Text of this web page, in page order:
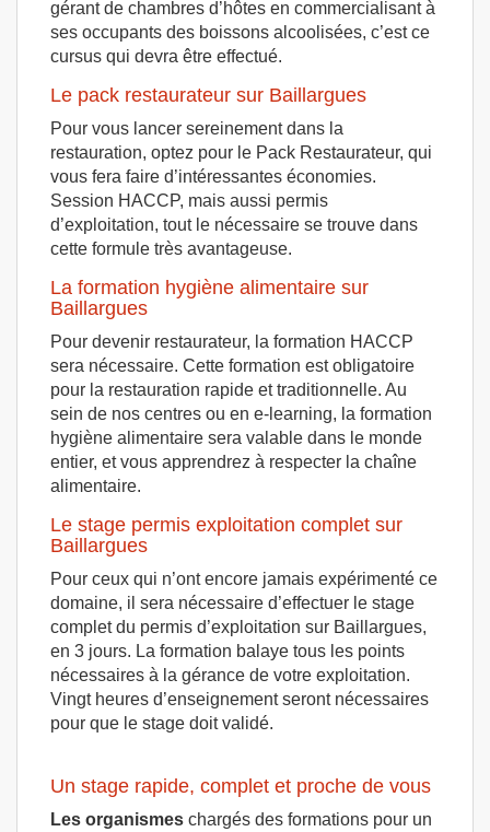
gérant de chambres d’hôtes en commercialisant à
ses occupants des boissons alcoolisées, c’est ce
cursus qui devra être effectué.
Le pack restaurateur sur Baillargues
Pour vous lancer sereinement dans la
restauration, optez pour le Pack Restaurateur, qui
vous fera faire d’intéressantes économies.
Session HACCP, mais aussi permis
d’exploitation, tout le nécessaire se trouve dans
cette formule très avantageuse.
La formation hygiène alimentaire sur
Baillargues
Pour devenir restaurateur, la formation HACCP
sera nécessaire. Cette formation est obligatoire
pour la restauration rapide et traditionnelle. Au
sein de nos centres ou en e-learning, la formation
hygiène alimentaire sera valable dans le monde
entier, et vous apprendrez à respecter la chaîne
alimentaire.
Le stage permis exploitation complet sur
Baillargues
Pour ceux qui n’ont encore jamais expérimenté ce
domaine, il sera nécessaire d’effectuer le stage
complet du permis d’exploitation sur Baillargues,
en 3 jours. La formation balaye tous les points
nécessaires à la gérance de votre exploitation.
Vingt heures d’enseignement seront nécessaires
pour que le stage doit validé.
Un stage rapide, complet et proche de vous
Les organismes chargés des formations pour un